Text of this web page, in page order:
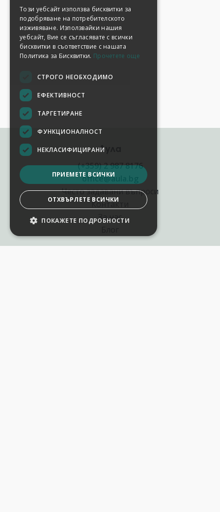
Аула
(+359) 2 987 8176
office@aula.bg
Често задавани въпроси
Контакти
За нас
Този уебсайт използва бисквитки за
подобряване на потребителското
изживяване. Използвайки нашия
уебсайт, Вие се съгласявате с всички
бисквитки в съответствие с нашата
Политика за Бисквитки. Прочетете още
СТРОГО НЕОБХОДИМО
ЕФЕКТИВНОСТ
ТАРГЕТИРАНЕ
ФУНКЦИОНАЛНОСТ
НЕКЛАСИФИЦИРАНИ
ПРИЕМЕТЕ ВСИЧКИ
ОТХВЪРЛЕТЕ ВСИЧКИ
ПОКАЖЕТЕ ПОДРОБНОСТИ